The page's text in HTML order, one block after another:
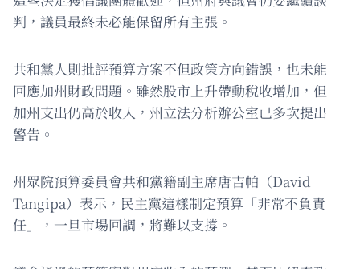
判，議員最終未必能保留所有主張。
共和黨人則批評預算方案不但政策方向錯誤，也未能
回應加州財政問題。雖然股市上升帶動稅收增加，但
加州支出仍高於收入，州立法分析辦公室已多次提出
警告。
州眾院預算委員會共和黨籍副主席唐吉帕（David
Tangipa）表示，民主黨這樣制定預算「非常不負責
任」，一旦市場回調，將難以支撐。